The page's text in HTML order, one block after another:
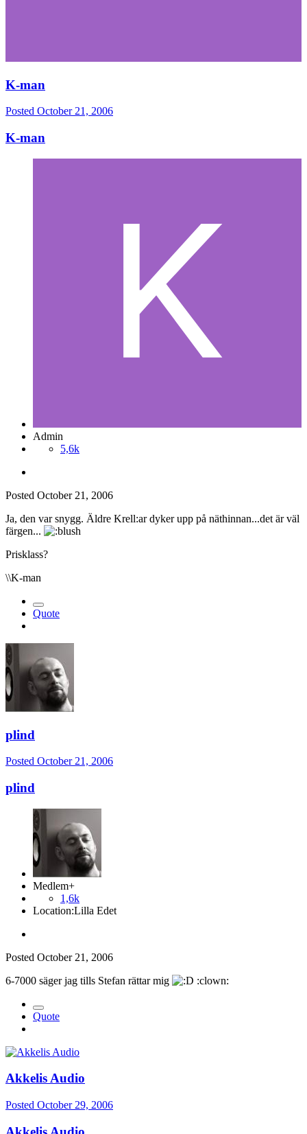
K-man
Posted October 21, 2006
K-man
Admin
5,6k
Posted October 21, 2006
Ja, den var snygg. Äldre Krell:ar dyker upp på näthinnan...det är väl
färgen...
Prisklass?
\\K-man
Quote
plind
Posted October 21, 2006
plind
Medlem+
1,6k
Location:Lilla Edet
Posted October 21, 2006
6-7000 säger jag tills Stefan rättar mig
:clown:
Quote
Akkelis Audio
Posted October 29, 2006